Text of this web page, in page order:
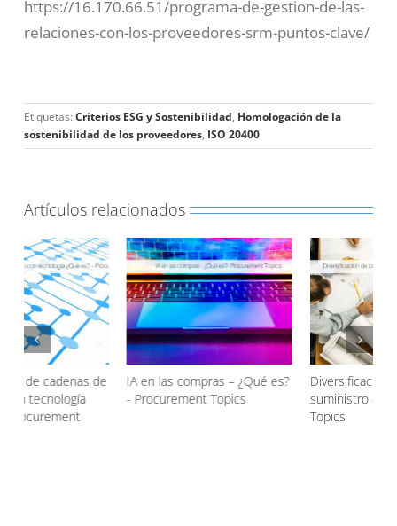
https://16.170.66.51/programa-de-gestion-de-las-
relaciones-con-los-proveedores-srm-puntos-clave/
Etiquetas: Criterios ESG y Sostenibilidad, Homologación de la
sostenibilidad de los proveedores, ISO 20400
Artículos relacionados
– ¿Qué es?
Topics
Diversificación de cadenas de
suministro – Procurement
Evitación de
– Procurement